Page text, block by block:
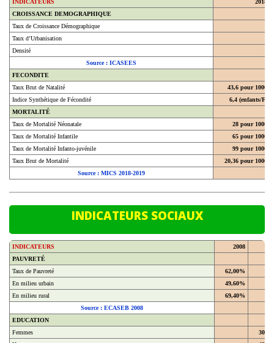
CROISSANCE DEMOGRAPHIQUE
Taux de Croissance Démographique
Taux d’Urbanisation
Densité
Source : ICASEES
FECONDITE
Taux Brut de Natalité
43,6 pour 1000
Indice Synthétique de Fécondité
6,4 (enfants/F)
MORTALITÉ
Taux de Mortalité Néonatale
28 pour 1000
Taux de Mortalité Infantile
65 pour 1000
Taux de Mortalité Infanto-juvénile
99 pour 1000
Taux Brut de Mortalité
20,36 pour 1000
Source : MICS 2018-2019
INDICATEURS SOCIAUX
INDICATEURS 2008
PAUVRETÉ
Taux de Pauvreté
62,00%
En milieu urbain
49,60%
En milieu rural
69,40%
Source : ECASEB 2008
EDUCATION
Femmes
Hommes